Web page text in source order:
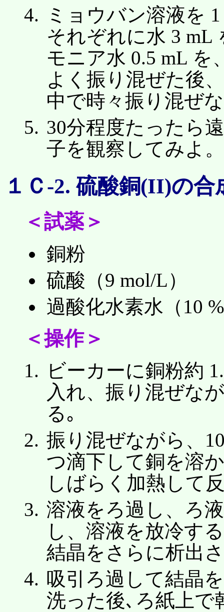
ミョウバン溶液を
それぞれに水 3 mL
モニア水 0.5 mL を
よく振り混ぜた後
中で時々振り混ぜ
30分程度たったら
子を観察してみよ。
１Ｃ-2. 硫酸銅(II)の合
＜試薬＞
銅粉
硫酸（9 mol/L）
過酸化水素水（10
＜操作＞
ビーカーに銅粉約
入れ、振り混ぜな
る｡
振り混ぜながら、
つ滴下して銅を溶
しばらく加熱して
溶液をろ過し、ろ
し、溶液を放冷す
結晶をさらに析出
吸引ろ過して結晶
洗った後､ろ紙上で